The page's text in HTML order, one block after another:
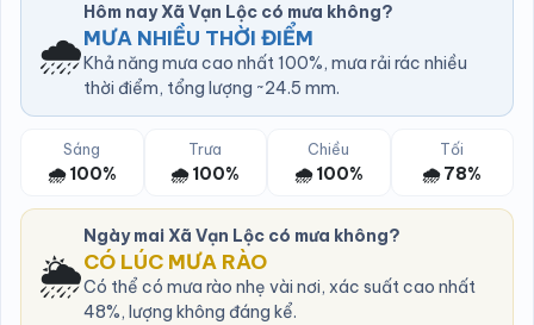
🌧️
Hôm nay Xã Vạn Lộc có mưa không?
MƯA NHIỀU THỜI ĐIỂM
Khả năng mưa cao nhất 100%, mưa rải rác nhiều
thời điểm, tổng lượng ~24.5 mm.
Sáng
🌧️ 100%
Trưa
🌧️ 100%
Chiều
🌧️ 100%
Tối
🌧️ 78%
🌦️
Ngày mai Xã Vạn Lộc có mưa không?
CÓ LÚC MƯA RÀO
Có thể có mưa rào nhẹ vài nơi, xác suất cao nhất
48%, lượng không đáng kể.